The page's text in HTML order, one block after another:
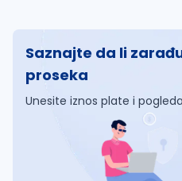
Saznajte da li
proseka
Unesite iznos plate i